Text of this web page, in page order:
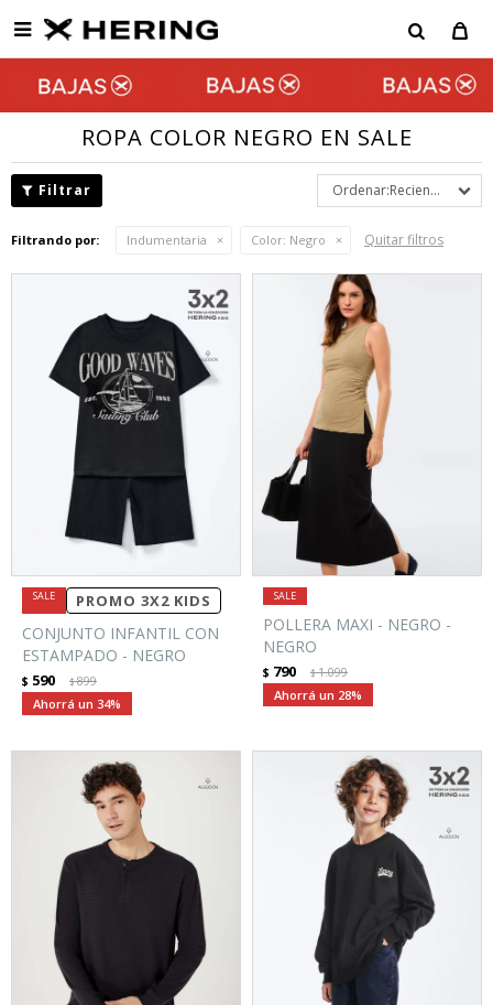

ROPA COLOR NEGRO EN SALE
Recientes
Filtrando por: Indumentaria Color: Negro Quitar filtros
PROMO 3X2 KIDS
CONJUNTO INFANTIL CON
ESTAMPADO - NEGRO
$ 590 $899
34
POLLERA MAXI - NEGRO -
NEGRO
$ 790 $1.099
28